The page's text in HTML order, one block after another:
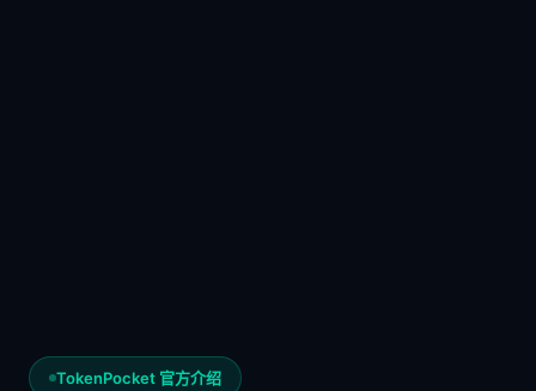
TokenPocket 官方介绍